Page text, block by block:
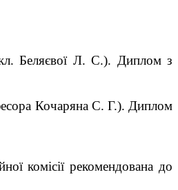
Беляєвої Л. С.). Диплом з
Кочаряна С. Г.). Диплом
комісії рекомендована до